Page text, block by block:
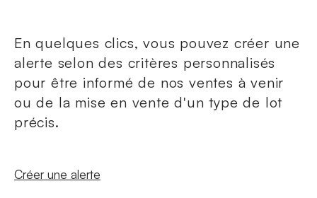
En quelques clics, vous pouvez créer une
alerte selon des critères personnalisés
pour être informé de nos ventes à venir
ou de la mise en vente d'un type de lot
précis.
Nouvelle fenêtre
Créer une alerte